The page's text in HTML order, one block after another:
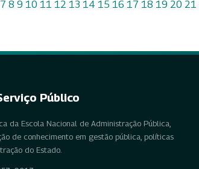
7 8 9 10 11 12 13 14 15 16 17 18 19 20 21
Público
da Escola Nacional de Administração Pública,
de conhecimento em gestão pública, políticas
do Estado.